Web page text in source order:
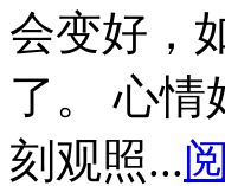
会变好，
了。 心情
刻观照...